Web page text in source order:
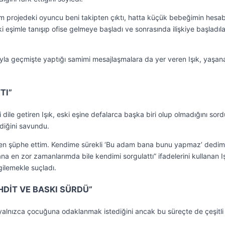
projedeki oyuncu beni takipten çıktı, hatta küçük bebeğimin
tanışıp ofise gelmeye başladı ve sonrasında ilişkiye
geçmişte yaptığı samimi mesajlaşmalara da yer veren Işık,
getiren Işık, eski eşine defalarca başka biri olup olmadığını
savundu.
şüphe ettim. Kendime sürekli ‘Bu adam bana bunu yapmaz’
en zor zamanlarımda bile kendimi sorgulattı” ifadelerini kullanan
suçladı.
VE BASKI SÜRDÜ”
çocuğuna odaklanmak istediğini ancak bu süreçte de çeşitli